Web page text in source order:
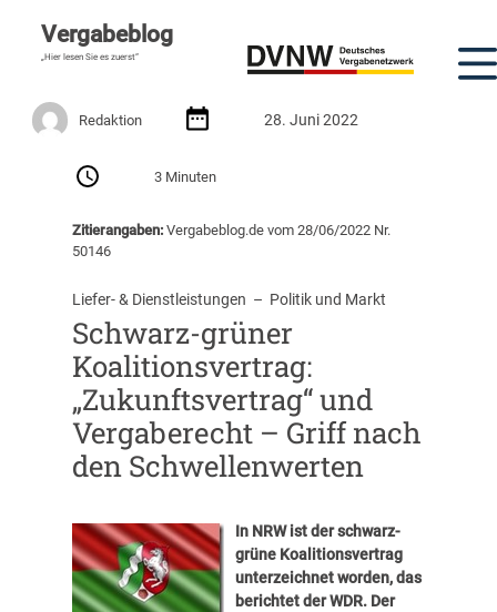
Vergabeblog
„Hier lesen Sie es zuerst“
Redaktion 28. Juni 2022
3 Minuten
Zitierangaben:Vergabeblog.de vom 28/06/2022 Nr.
50146
Liefer- & Dienstleistungen
  –
Politik und Markt
Schwarz-grüner
Koalitionsvertrag:
„Zukunftsvertrag“ und
Vergaberecht – Griff nach
den Schwellenwerten
In NRW ist der schwarz-
grüne Koalitionsvertrag
unterzeichnet worden, das
berichtet derWDR. Der